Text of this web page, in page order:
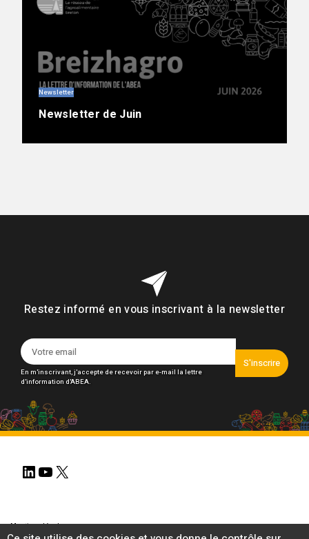
Newsletter
Newsletter de Juin
Restez informé en vous inscrivant à la newsletter
En m'inscrivant, j'accepte de recevoir par e-mail la lettre
d'information d'ABEA.
S'inscrire
LinkedIn
YouTube
X
Mentions légales